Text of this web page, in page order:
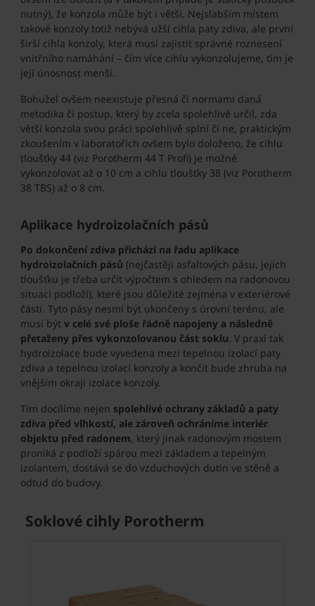
nutný), že konzola může být i větší. Nejslabším místem
takové konzoly totiž nebývá užší cihla paty zdiva, ale první
širší cihla konzoly, která musí zajistit správné roznesení
vnitřního namáhání – čím více cihlu vykonzolujeme, tím je
její únosnost menší.
Bohužel ovšem neexistuje přesná či normami daná
metodika či postup, který by zcela spolehlivě určil, zda
větší konzola svou práci spolehlivě splní či ne, praktickým
zkoušením v laboratořích ovšem bylo doloženo, že cihlu
tloušťky 44 (viz Porotherm 44 T Profi) je možné
vykonzolovat až o 10 cm a cihlu tloušťky 38 (viz Porotherm
38 TBS) až o 8 cm.
Aplikace hydroizolačních pásů
Po dokončení zdiva přichází na řadu aplikace
hydroizolačních pásů (nejčastěji asfaltových pásu, jejich
tloušťku je třeba určit výpočtem s ohledem na radonovou
situaci podloží), které jsou důležité zejména v exteriérové
části. Tyto pásy nesmí být ukončeny s úrovní terénu, ale
musí být v celé své ploše řádně napojeny a následně
přetaženy přes vykonzolovanou část soklu. V praxi tak
hydroizolace bude vyvedena mezi tepelnou izolací paty
zdiva a tepelnou izolací konzoly a končit bude zhruba na
vnějším okraji izolace konzoly.
Tím docílíme nejen spolehlivé ochrany základů a paty
zdiva před vlhkostí, ale zároveň ochráníme interiér
objektu před radonem, který jinak radonovým mostem
proniká z podloží spárou mezi základem a tepelným
izolantem, dostává se do vzduchových dutin ve stěně a
odtud do budovy.
Soklové cihly Porotherm